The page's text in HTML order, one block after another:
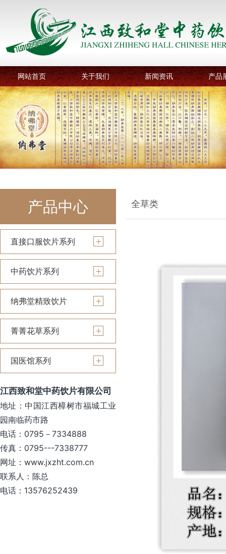
网站首页 关于我们 新闻资讯 产品
产品中心
直接口服饮片系列
中药饮片系列
纳弗堂精致饮片
菁菁花草系列
国医馆系列
江西致和堂中药饮片有限公司
地址：中国江西樟树市福城工业
园南临药市路
电话：0795－7334888
传真：0795---7338777
网址：www.jxzht.com.cn
联系人：陈总
电话：13576252439
全草类